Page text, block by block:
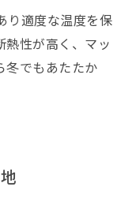
り適度な温度を保
熱性が高く、マッ
冬でもあたたか